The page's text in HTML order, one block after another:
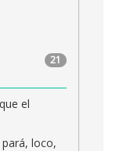
21
el
loco,